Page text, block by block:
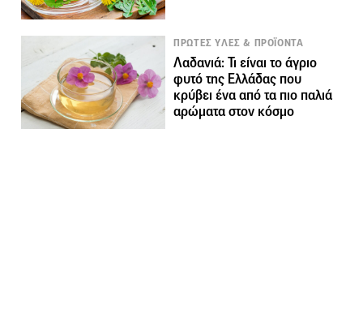
ΠΡΩΤΕΣ ΥΛΕΣ & ΠΡΟΪΟΝΤΑ
Λαδανιά: Τι είναι το άγριο
φυτό της Ελλάδας που
κρύβει ένα από τα πιο παλιά
αρώματα στον κόσμο